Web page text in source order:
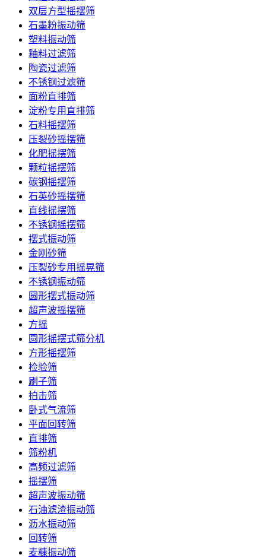
双层方型摇摆筛
石墨粉振动筛
塑料振动筛
釉料过滤筛
陶瓷过滤筛
不锈钢过滤筛
面粉直排筛
淀粉专用直排筛
石料摇摆筛
压裂砂摇摆筛
化肥摇摆筛
颗粒摇摆筛
碳钢摇摆筛
石英砂摇摆筛
直线摇摆筛
不锈钢摇摆筛
摆式振动筛
金刚砂筛
压裂砂专用摇晃筛
不锈钢振动筛
圆形摆式振动筛
超声波摇摆筛
方摇
圆形摇摆式筛分机
方形摇摆筛
检验筛
刷子筛
拍击筛
卧式气流筛
平面回转筛
直排筛
筛粉机
高频过滤筛
摇摆筛
超声波振动筛
石油滤渣振动筛
沥水振动筛
回转筛
麦糠振动筛